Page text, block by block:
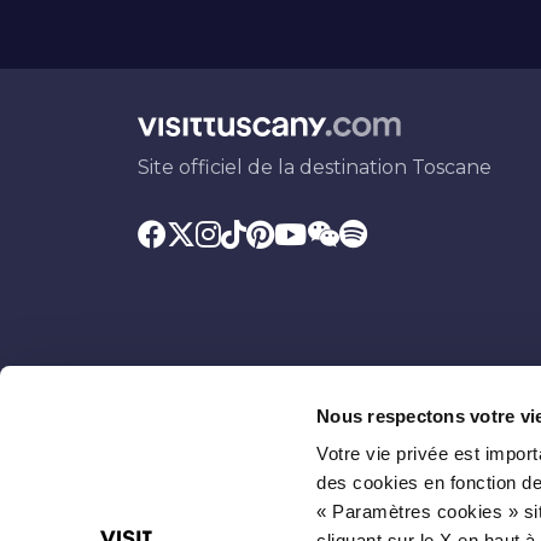
Nous respectons votre
Votre vie privée est
des cookies en fonction
« Paramètres cookies »
Site officiel de la destination Toscane
Avec la contribution